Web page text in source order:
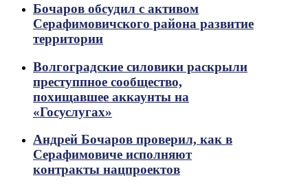
Бочаров обсудил с активом
Серафимовичского района развитие
территории
Волгоградские силовики раскрыли
преступпное сообщество,
похищавшее аккаунты на
«Госуслугах»
Андрей Бочаров проверил, как в
Серафимовиче исполняют
контракты нацпроектов